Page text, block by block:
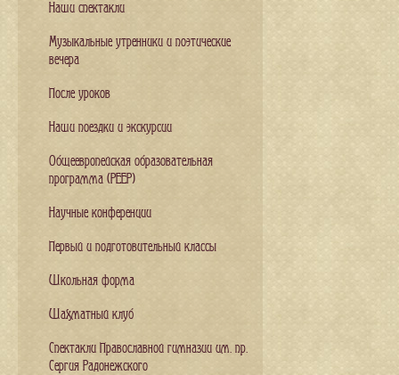
Наши спектакли
Музыкальные утренники и поэтические
вечера
После уроков
Наши поездки и экскурсии
Общеевропейская образовательная
программа (PEEP)
Научные конференции
Первый и подготовительный классы
Школьная форма
Шахматный клуб
Спектакли Православной гимназии им. пр.
Сергия Радонежского